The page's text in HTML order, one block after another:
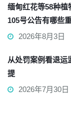
缅甸红花等58种植
105号公告有哪些重
2026年8月3日
从处罚案例看退运
提
2026年7月30日